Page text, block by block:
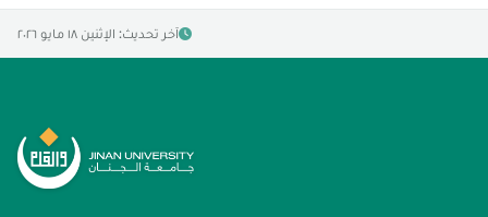
آخر تحديث: الإثنين ١٨ مايو ٢٠٢٦